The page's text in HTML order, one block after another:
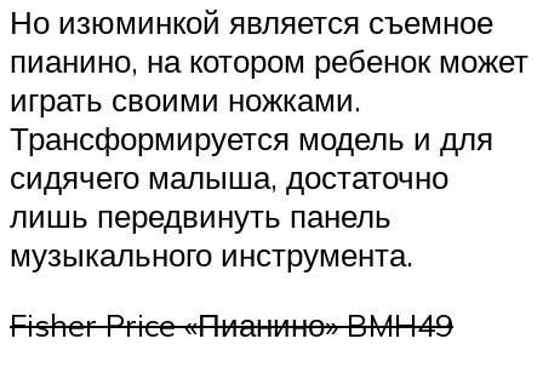
Но изюминкой является съемное
пианино, на котором ребенок может
играть своими ножками.
Трансформируется модель и для
сидячего малыша, достаточно
лишь передвинуть панель
музыкального инструмента.
Fisher Price «Пианино» BMH49